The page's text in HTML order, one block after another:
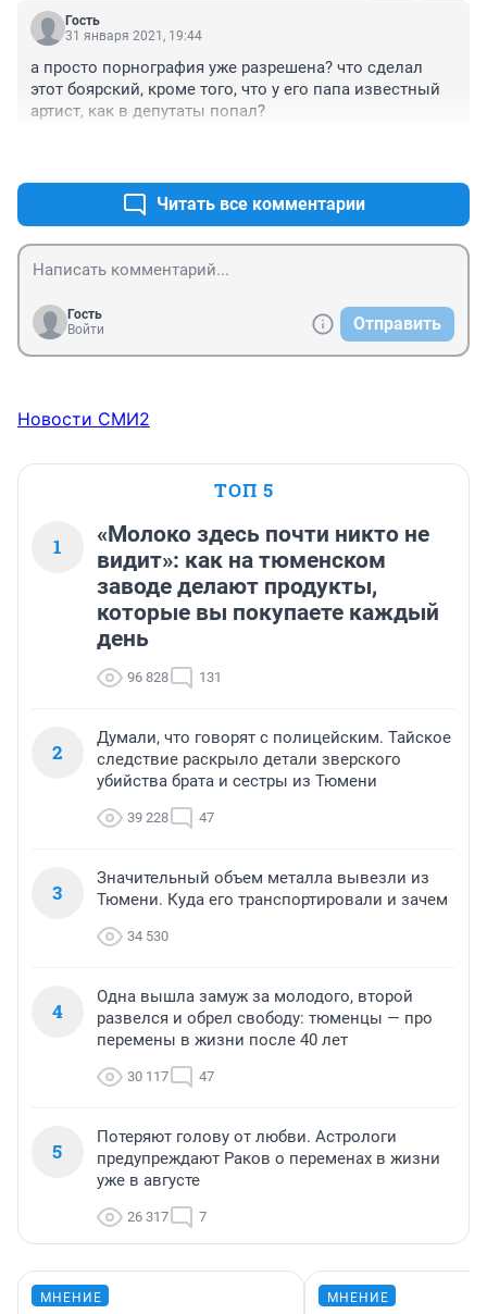
Гость
31 января 2021, 19:44
а просто порнография уже разрешена? что сделал
этот боярский, кроме того, что у его папа известный
артист, как в депутаты попал?
Читать все комментарии
Гость
Войти
Отправить
Новости СМИ2
ТОП 5
1
«Молоко здесь почти никто не
видит»: как на тюменском
заводе делают продукты,
которые вы покупаете каждый
день
96 828 131
2
Думали, что говорят с полицейским. Тайское
следствие раскрыло детали зверского
убийства брата и сестры из Тюмени
39 228 47
3
Значительный объем металла вывезли из
Тюмени. Куда его транспортировали и зачем
34 530
4
Одна вышла замуж за молодого, второй
развелся и обрел свободу: тюменцы — про
перемены в жизни после 40 лет
30 117 47
5
Потеряют голову от любви. Астрологи
предупреждают Раков о переменах в жизни
уже в августе
26 317 7
МНЕНИЕ МНЕНИЕ